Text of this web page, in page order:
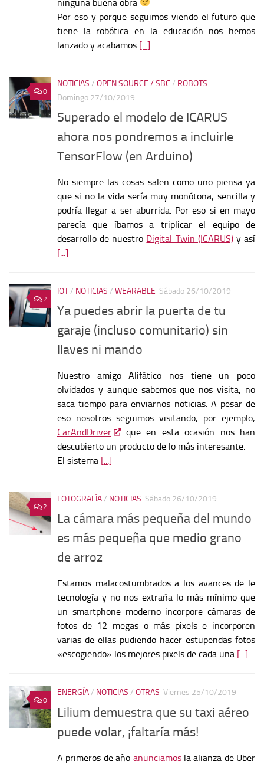
ninguna buena obra
Por eso y porque seguimos viendo el futuro que
tiene la robótica en la educación nos hemos
lanzado y acabamos [...]
0
NOTICIAS / OPEN SOURCE / SBC / ROBOTS
Domingo 27/10/2019
Superado el modelo de ICARUS
ahora nos pondremos a incluirle
TensorFlow (en Arduino)
No siempre las cosas salen como uno piensa ya
que si no la vida sería muy monótona, sencilla y
podría llegar a ser aburrida. Por eso si en mayo
parecía que íbamos a triplicar el equipo de
desarrollo de nuestro Digital Twin (ICARUS)y así
[...]
2
IOT/ NOTICIAS / WEARABLE Sábado 26/10/2019
Ya puedes abrir la puerta de tu
garaje (incluso comunitario) sin
llaves ni mando
Nuestro amigo Alifático nos tiene un poco
olvidados y aunque sabemos que nos visita, no
saca tiempo para enviarnos noticias. A pesar de
eso nosotros seguimos visitando, por ejemplo,
CarAndDriver
que en esta ocasión nos han
descubierto un producto de lo más interesante.
El sistema [...]
2
FOTOGRAFÍA/ NOTICIAS Sábado 26/10/2019
La cámara más pequeña del mundo
es más pequeña que medio grano
de arroz
Estamos malacostumbrados a los avances de le
tecnología y no nos extraña lo más mínimo que
un smartphone moderno incorpore cámaras de
fotos de 12 megas o más pixels e incorporen
varias de ellas pudiendo hacer estupendas fotos
«escogiendo» los mejores pixels de cada una [...]
0
ENERGÍA/ NOTICIAS / OTRAS Viernes 25/10/2019
Lilium demuestra que su taxi aéreo
puede volar, ¡faltaría más!
A primeros de año anunciamosla alianza de Uber